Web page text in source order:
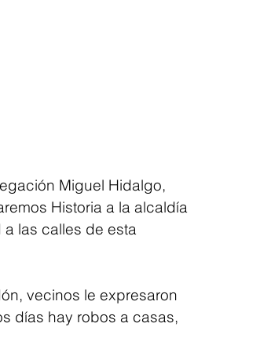
Miguel Hidalgo,
Historia a la alcaldía
las calles de esta
vecinos le expresaron
días hay robos a casas,